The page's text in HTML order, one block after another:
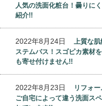
人気の洗面化粧台！曇りに
紹介!!
2022年8月24日 上質な
ステムバス！スゴピカ素材
も寄せ付けません!!
2022年8月23日
リフォ
ご自宅によって違う洗面ス